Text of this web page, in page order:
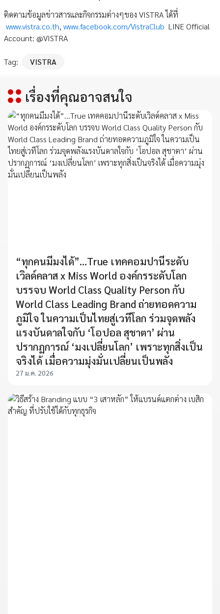
ติดตามข้อมูลข่าวสารและกิจกรรมต่างๆของ VISTRA ได้ที่
www.vistra.co.th, www.facebook.com/VistraClub LINE Official
Account: @VISTRA
Tag: VISTRA
เรื่องที่คุณอาจสนใจ
“ทุกคนมีมงได้”…True เทคคอมปานีระดับ
เวิลด์คลาส x Miss World องค์กรระดับโลก
บรรจบ World Class Quality Person กับ
World Class Leading Brand ถ่ายทอดความ
ภูมิใจ ในความเป็นไทยสู่เวทีโลก ร่วมจุดพลัง
แรงบันดาลใจกับ ‘โอปอล สุชาตา’ ผ่าน
ปรากฏการณ์ ‘มงเปลี่ยนโลก’ เพราะทุกสิ่งเป็น
จริงได้ เมื่อความมุ่งมั่นเปลี่ยนเป็นพลัง
27 ม.ค. 2026